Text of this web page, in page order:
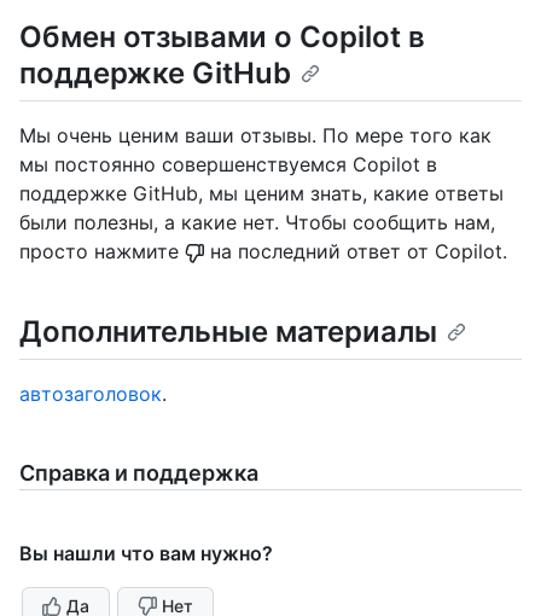
Обмен отзывами о Copilot в
поддержке GitHub
Мы очень ценим ваши отзывы. По мере того как
мы постоянно совершенствуемся Copilot в
поддержке GitHub, мы ценим знать, какие ответы
были полезны, а какие нет. Чтобы сообщить нам,
просто нажмите
на последний ответ от Copilot.
Дополнительные материалы
автозаголовок.
Справка и поддержка
Вы нашли что вам нужно?
Да Нет